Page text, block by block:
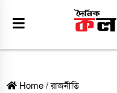
Home /রাজনীতি